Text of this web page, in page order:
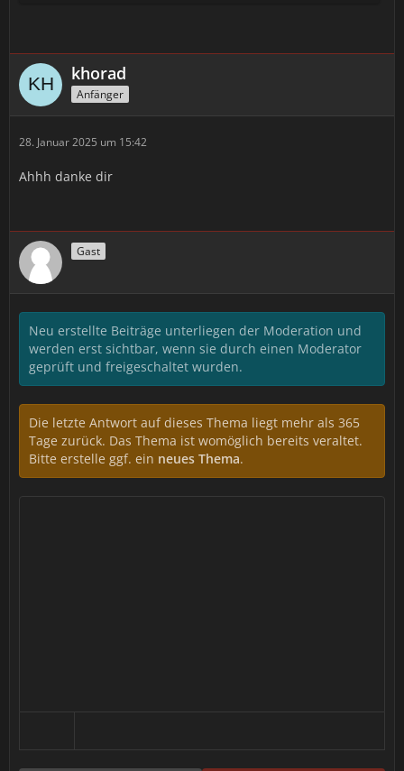
khorad
Anfänger
28. Januar 2025 um 15:42
Ahhh danke dir
Gast
Neu erstellte Beiträge unterliegen der Moderation und
werden erst sichtbar, wenn sie durch einen Moderator
geprüft und freigeschaltet wurden.
Die letzte Antwort auf dieses Thema liegt mehr als 365
Tage zurück. Das Thema ist womöglich bereits veraltet.
Bitte erstelle ggf. ein neues Thema.